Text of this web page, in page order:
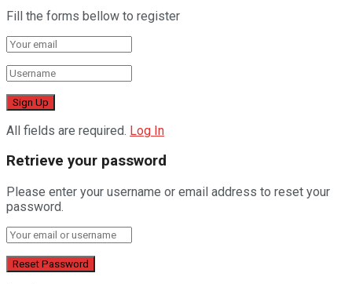
Fill the forms bellow to register
All fields are required. Log In
Retrieve your password
Please enter your username or email address to reset your
password.